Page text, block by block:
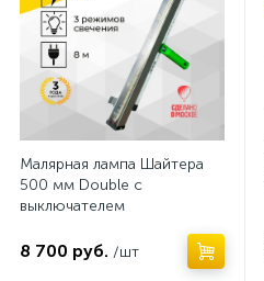
Малярная лампа Шайтера
500 мм Double с
выключателем
8 700 руб. /шт